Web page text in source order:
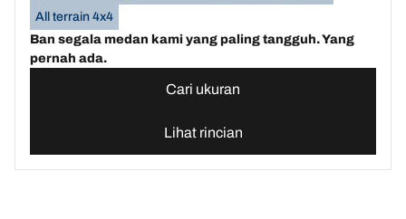
All terrain 4x4
Ban segala medan kami yang paling tangguh. Yang
pernah ada.
Cari ukuran
Lihat rincian